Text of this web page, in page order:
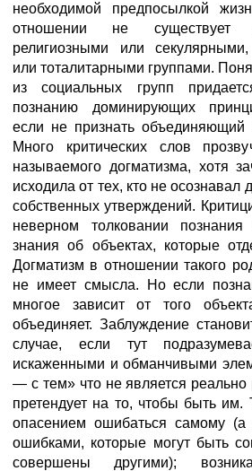
необходимой предпосылкой
отношении не существует
религиозными или секулярными,
или тоталитарными группами.
из социальных групп
познанию доминирующих
если не признать объединяющий
Много критических слов
называемого догматизма, хотя
исходила от тех, кто не осознавал
собственных утверждений.
неверном толковании познания
знания об объектах, которые
Догматизм в отношении такого
не имеет смысла. Но если
многое зависит от того
объединяет. Заблуждение
случае, если тут
искаженными и обманчивыми
— с тем» что не является
претендует на то, чтобы быть им.
опасением ошибаться самому (а
ошибками, которые могут быть
совершены другими);